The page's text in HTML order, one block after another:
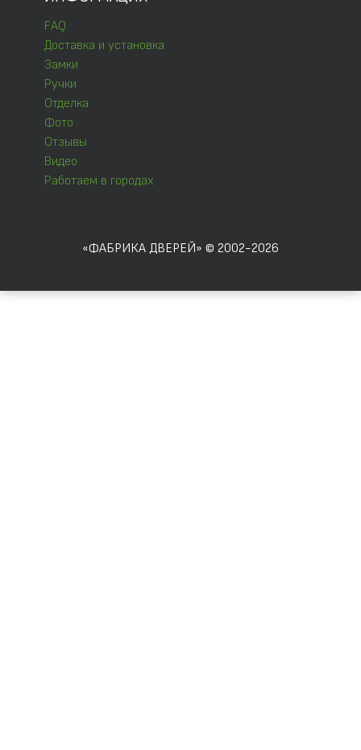
FAQ
Доставка и установка
Замки
Ручки
Отделка
Фото
Отзывы
Видео
Работаем в городах
«ФАБРИКА ДВЕРЕЙ» © 2002-2026